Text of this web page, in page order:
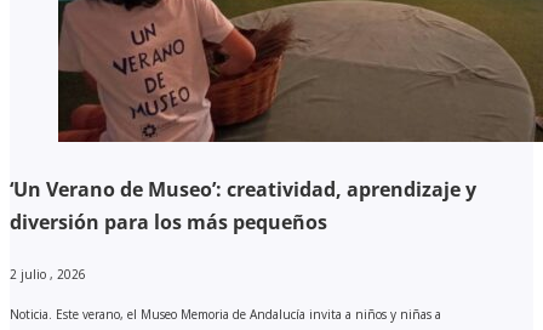
‘Un Verano de Museo’: creatividad, aprendizaje y
diversión para los más pequeños
2 julio , 2026
Noticia. Este verano, el Museo Memoria de Andalucía invita a niños y niñas a